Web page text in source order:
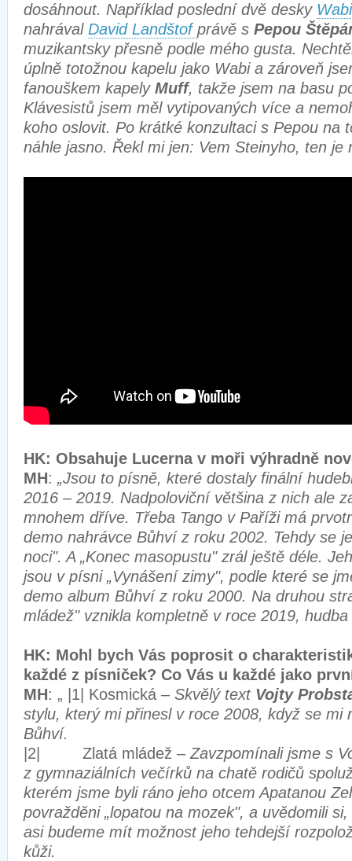
dosáhnout. Například poslední dvě desky
nahrával David Landštofprávě s Pepou
muzikantsky přesně podle mého gusta.
úplně totožnou kapelu jako Wabi a zároveň
fanouškem kapely Muff, takže jsem na basu
Klávesistů jsem měl vytipovaných více a
koho oslovit. Po krátké konzultaci s Pepou na
náhle jasno. Řekl mi jen: Vem Steinyho, ten je
HK: Obsahuje Lucerna v moři výhradně
MH: „Jsou to písně, které dostaly finální
2016 – 2019. Nadpoloviční většina z nich ale
mnohem dříve. Třeba Tango v Paříži má
demo nahrávce Bůhví z roku 2002. Tehdy se
noci". A „Konec masopustu" zrál ještě déle.
jsou v písni „Vynášení zimy", podle které se
demo album Bůhví z roku 2000. Na druhou
mládež" vznikla kompletně v roce 2019,
HK: Mohl bych Vás poprosit o
každé z písniček? Co Vás u každé jako
MH: „ |1| Kosmická – Skvělý text Vojty
stylu, který mi přinesl v roce 2008, když se mi
Bůhví.
|2| Zlatá mládež – Zavzpomínali jsme s
z gymnaziálních večírků na chatě rodičů
kterém jsme byli ráno jeho otcem Apatanou
povražděni „lopatou na mozek", a uvědomili
asi budeme mít možnost jeho tehdejší
kůži.